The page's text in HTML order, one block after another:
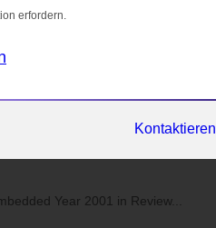
erfordern.
Kontaktieren
Year 2001 in Review...